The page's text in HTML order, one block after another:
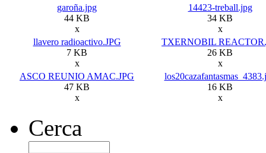
garoña.jpg
44 KB
x
14423-treball.jpg
34 KB
x
llavero radioactivo.JPG
7 KB
x
TXERNOBIL
26 KB
x
ASCO REUNIO AMAC.JPG
47 KB
x
16 KB
x
Cerca